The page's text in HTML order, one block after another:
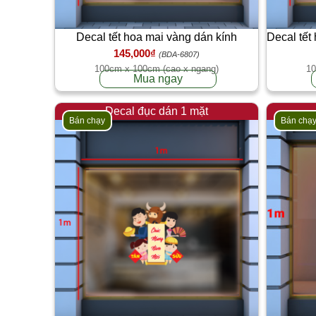
Decal tết hoa mai vàng dán kính
145,000₫ (BDA-6807)
100cm x 100cm (cao x ngang)
Mua ngay
Decal tết
Decal đục dán 1 mặt
Bán chạy Bán chạy